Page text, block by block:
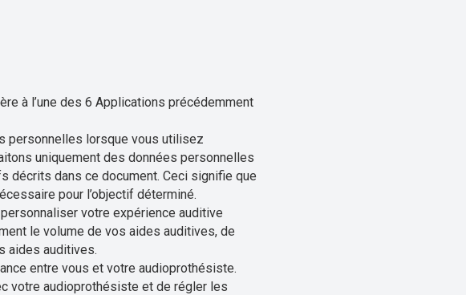
à l’une des 6 Applications précédemment
personnelles lorsque vous utilisez
uniquement des données personnelles
décrits dans ce document. Ceci signifie que
pour l’objectif déterminé.
votre expérience auditive
le volume de vos aides auditives, de
aides auditives.
entre vous et votre audioprothésiste.
votre audioprothésiste et de régler les